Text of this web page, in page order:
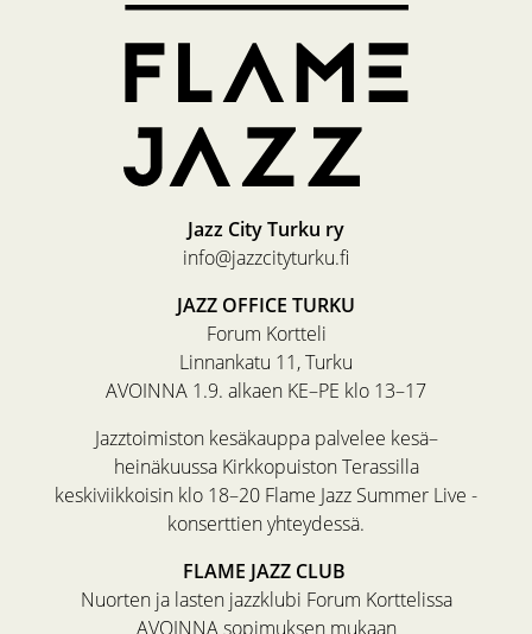
Jazz City Turku ry
info@jazzcityturku.fi
JAZZ OFFICE TURKU
Forum Kortteli
Linnankatu 11, Turku
AVOINNA 1.9. alkaen KE–PE klo 13–17
Jazztoimiston kesäkauppa palvelee kesä–
heinäkuussa Kirkkopuiston Terassilla
keskiviikkoisin klo 18–20 Flame Jazz Summer Live -
konserttien yhteydessä.
FLAME JAZZ CLUB
Nuorten ja lasten jazzklubi Forum Korttelissa
AVOINNA sopimuksen mukaan